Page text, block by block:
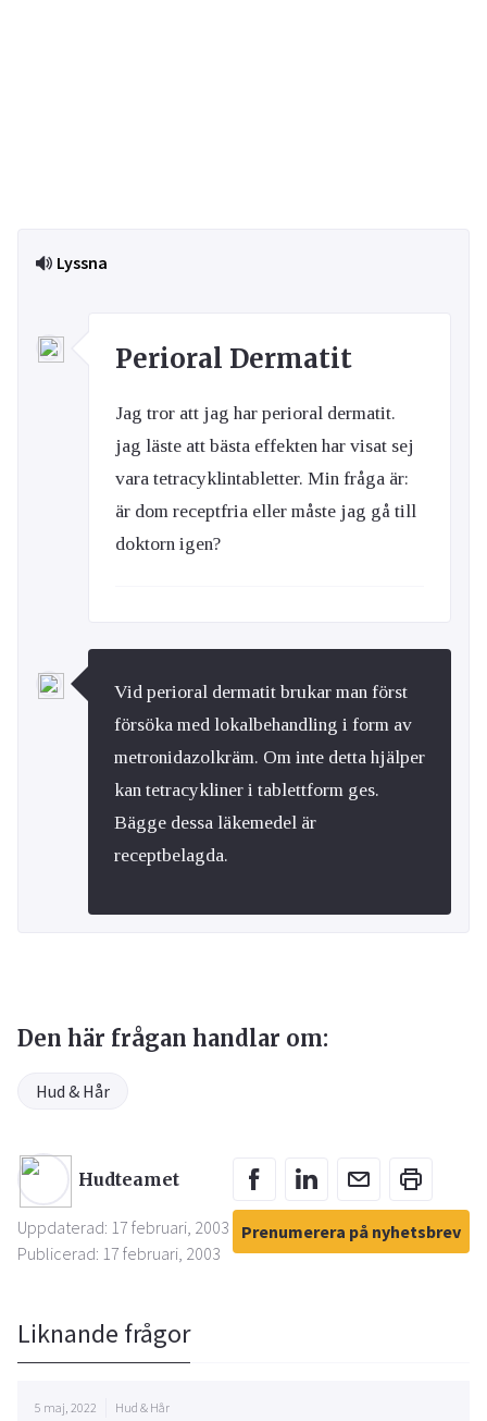
Lyssna
Perioral Dermatit
Jag tror att jag har perioral dermatit.
jag läste att bästa effekten har visat sej
vara tetracyklintabletter. Min fråga är:
är dom receptfria eller måste jag gå till
doktorn igen?
Vid perioral dermatit brukar man först
försöka med lokalbehandling i form av
metronidazolkräm. Om inte detta hjälper
kan tetracykliner i tablettform ges.
Bägge dessa läkemedel är
receptbelagda.
Den här frågan handlar om:
Hud & Hår
Hudteamet
Uppdaterad: 17 februari, 2003
Publicerad: 17 februari, 2003
Prenumerera på nyhetsbrev
Liknande frågor
5 maj, 2022 Hud & Hår